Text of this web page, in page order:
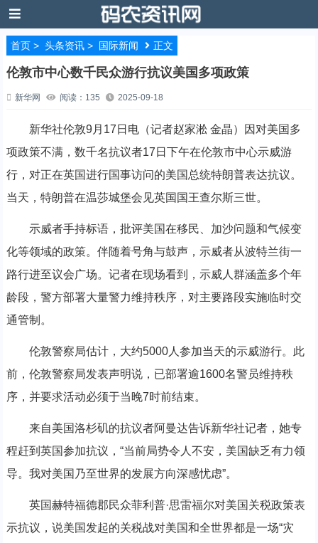
首页> 头条资讯> 国际新闻 正文
伦敦市中心数千民众游行抗议美国多项政策
新华网 阅读：135 2025-09-18
新华社伦敦9月17日电（记者赵家淞 金晶）因对美国多
项政策不满，数千名抗议者17日下午在伦敦市中心示威游
行，对正在英国进行国事访问的美国总统特朗普表达抗议。
当天，特朗普在温莎城堡会见英国国王查尔斯三世。
示威者手持标语，批评美国在移民、加沙问题和气候变
化等领域的政策。伴随着号角与鼓声，示威者从波特兰街一
路行进至议会广场。记者在现场看到，示威人群涵盖多个年
龄段，警方部署大量警力维持秩序，对主要路段实施临时交
通管制。
伦敦警察局估计，大约5000人参加当天的示威游行。此
前，伦敦警察局发表声明说，已部署逾1600名警员维持秩
序，并要求活动必须于当晚7时前结束。
来自美国洛杉矶的抗议者阿曼达告诉新华社记者，她专
程赶到英国参加抗议，“当前局势令人不安，美国缺乏有力领
导。我对美国乃至世界的发展方向深感忧虑”。
英国赫特福德郡民众菲利普·思雷福尔对美国关税政策表
示抗议，说美国发起的关税战对美国和全世界都是一场“灾